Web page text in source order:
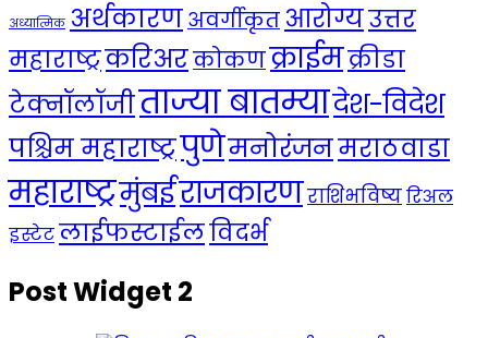
अध्यात्मिक अर्थकारणअवर्गीकृत आरोग्यउत्तर
महाराष्ट्रकरिअरकोकणक्राईमक्रीडा
टेक्नॉलॉजीताज्या बातम्यादेश-विदेश
पश्चिम महाराष्ट्रपुणेमनोरंजनमराठवाडा
महाराष्ट्रमुंबईराजकारणराशिभविष्यरिअल
इस्टेटलाईफस्टाईलविदर्भ
Post Widget 2